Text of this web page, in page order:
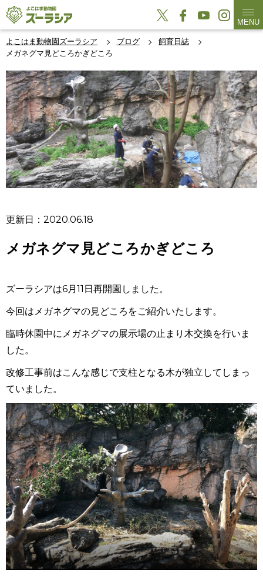
MENU
よこはま動物園ズーラシア ブログ
飼育日誌
メガネグマ見どころかぎどころ
更新日：2020.06.18
メガネグマ見どころかぎどころ
ズーラシアは6月11日再開園しました。
今回はメガネグマの見どころをご紹介いたします。
臨時休園中にメガネグマの展示場の止まり木交換を行いま
した。
改修工事前はこんな感じで支柱となる木が独立してしまっ
ていました。